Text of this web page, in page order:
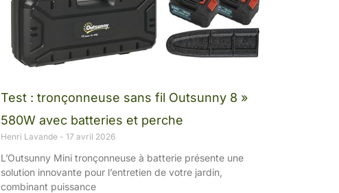
Test : tronçonneuse sans fil Outsunny 8 »
580W avec batteries et perche
Henri Lavande 17 avril 2026
L’Outsunny Mini tronçonneuse à batterie présente une
solution innovante pour l’entretien de votre jardin,
combinant puissance